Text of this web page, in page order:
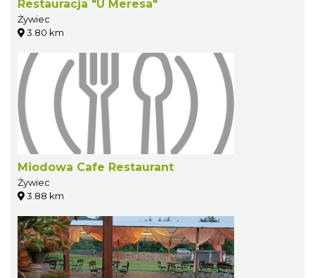
Restauracja "U Meresa"
Żywiec
3.80 km
Miodowa Cafe Restaurant
Żywiec
3.88 km